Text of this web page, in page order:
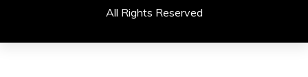
All Rights Reserved